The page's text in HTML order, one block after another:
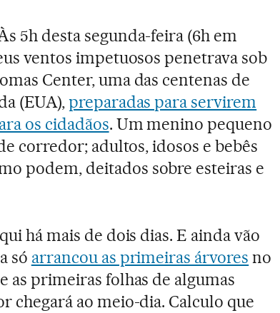
5h desta segunda-feira (6h em
ventos impetuosos penetrava sob
Center, uma das centenas de
(EUA),preparadas para servirem
os cidadãos. Um menino pequeno
corredor; adultos, idosos e bebês
podem, deitados sobre esteiras e
há mais de dois dias. E ainda vão
só arrancou as primeiras árvores no
as primeiras folhas de algumas
chegará ao meio-dia. Calculo que